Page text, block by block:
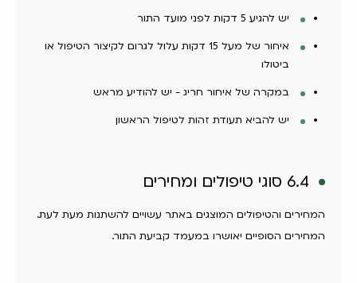
יש להגיע 5 דקות לפני מועד התור
איחור של מעל 15 דקות עלול לגרום לקיצור הטיפול או
ביטולו
במקרה של איחור חריג - יש להודיע מראש
יש להביא תעודת זהות לטיפול הראשון
6.4 סוגי טיפולים ומחירים
המחירים והטיפולים המוצגים באתר עשויים להשתנות מעת לעת.
המחירים הסופיים יאושרו במעמד קביעת התור.